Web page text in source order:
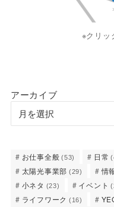
※クリッ
アーカイブ
お仕事全般 (53) 日常
太陽光事業部 (29) 情
小ネタ (23) イベント
ライフワーク (16)